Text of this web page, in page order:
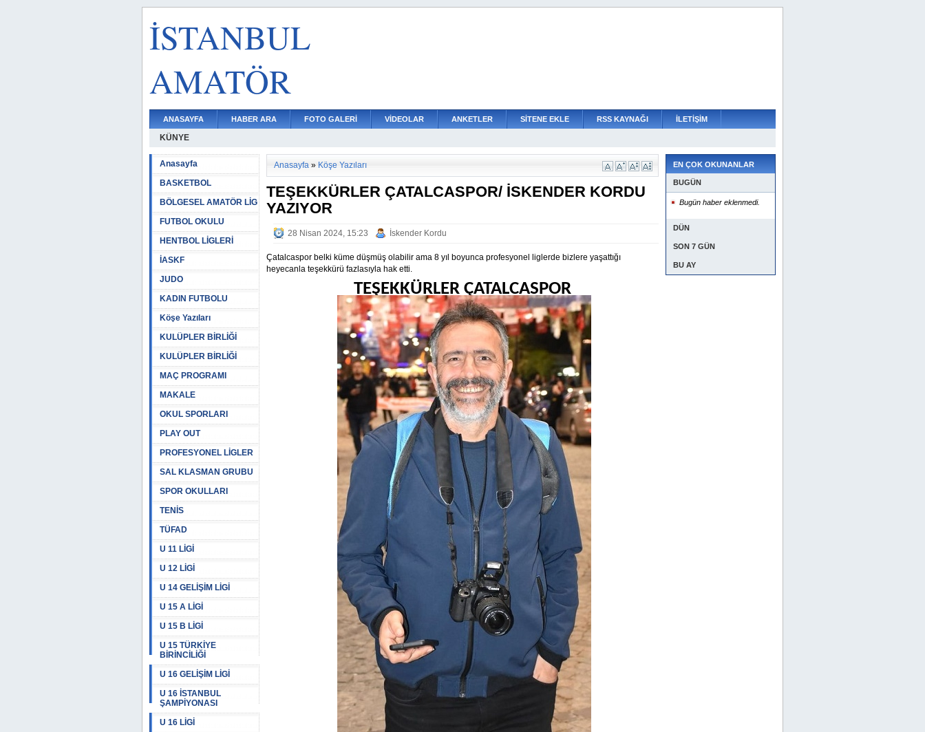
İSTANBUL
AMATÖR
ANASAYFA HABER ARA FOTO GALERİ VİDEOLAR ANKETLER SİTENE EKLE RSS KAYNAĞI İLETİŞİM
KÜNYE
Anasayfa
BASKETBOL
BÖLGESEL AMATÖR LİG
FUTBOL OKULU
HENTBOL LİGLERİ
İASKF
JUDO
KADIN FUTBOLU
Köşe Yazıları
KULÜPLER BİRLİĞİ
KULÜPLER BİRLİĞİ
MAÇ PROGRAMI
MAKALE
OKUL SPORLARI
PLAY OUT
PROFESYONEL LİGLER
SAL KLASMAN GRUBU
SPOR OKULLARI
TENİS
TÜFAD
U 11 LİGİ
U 12 LİGİ
U 14 GELİŞİM LİGİ
U 15 A LİGİ
U 15 B LİGİ
U 15 TÜRKİYE
BİRİNCİLİĞİ
U 16 GELİŞİM LİGİ
U 16 İSTANBUL
ŞAMPİYONASI
U 16 LİGİ
Anasayfa » Köşe Yazıları
TEŞEKKÜRLER ÇATALCASPOR/ İSKENDER KORDU
YAZIYOR
28 Nisan 2024, 15:23 İskender Kordu
Çatalcaspor belki küme düşmüş olabilir ama 8 yıl boyunca profesyonel liglerde bizlere yaşattığı
heyecanla teşekkürü fazlasıyla hak etti.
TEŞEKKÜRLER ÇATALCASPOR
EN ÇOK OKUNANLAR
BUGÜN
Bugün haber eklenmedi.
DÜN
SON 7 GÜN
BU AY